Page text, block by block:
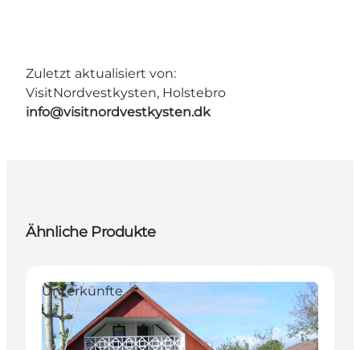
Zuletzt aktualisiert von:
VisitNordvestkysten, Holstebro
info@visitnordvestkysten.dk
Ähnliche Produkte
Unterkünfte